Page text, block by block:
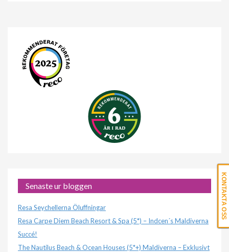
Senaste ur bloggen
Resa Seychellerna Öluffningar
Resa Carpe Diem Beach Resort & Spa (5*) – Indcen´s Maldiverna
Succé!
The Nautilus Beach & Ocean Houses (5*+) Maldiverna – Exklusivt
KONTAKTA OSS